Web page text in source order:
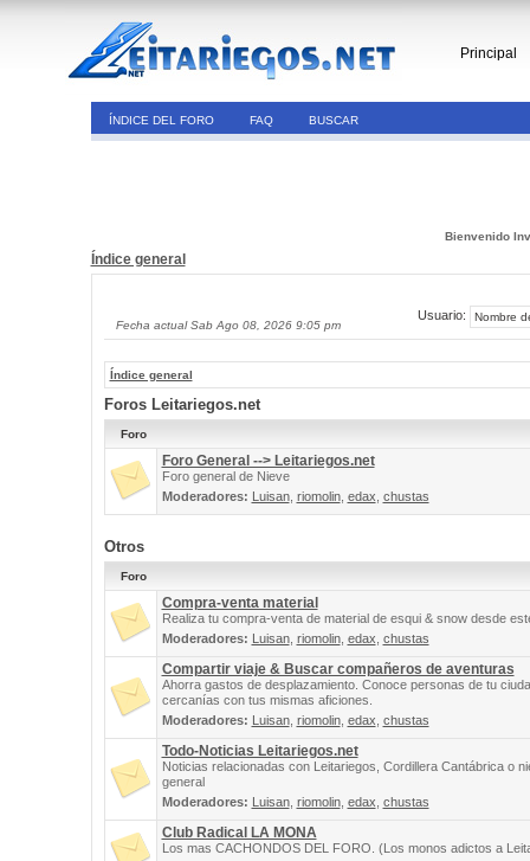
Principal
ÍNDICE DEL FORO FAQ BUSCAR
Bienvenido
Índice general
Fecha actual Sab Ago 08, 2026 9:05 pm
Usuario:
Índice general
Foros Leitariegos.net
Foro
Foro General --> Leitariegos.net
Foro general de Nieve
Moderadores: Luisan, riomolin, edax chustas
Otros
Foro
Compra-venta material
Realiza tu compra-venta de material de esqui & snow desde
Moderadores: Luisan, riomolin, edax chustas
Compartir viaje & Buscar compañeros de aventuras
Ahorra gastos de desplazamiento. Conoce personas de tu
cercanías con tus mismas aficiones.
Moderadores: Luisan, riomolin, edax chustas
Todo-Noticias Leitariegos.net
Noticias relacionadas con Leitariegos, Cordillera Cantábrica o
general
Moderadores: Luisan, riomolin, edax chustas
Club Radical LA MONA
Los mas CACHONDOS DEL FORO. (Los monos adictos a